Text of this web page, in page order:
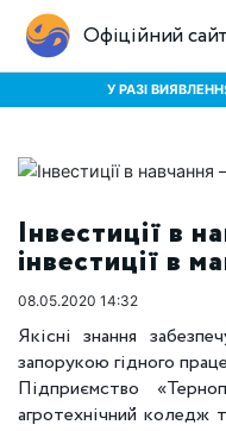
Офіційний
У РАЗІ
Інвестиції в
інвестиції в
08.05.2020 14:32
Якісні знання
запорукою гідного
Підприємство
агротехнічний коледж